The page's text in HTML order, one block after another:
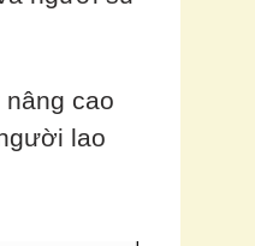
cao
lao